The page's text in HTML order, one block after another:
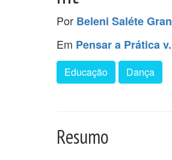
Por Beleni Saléte
Em Pensar a Prática
Educação Dança
Resumo